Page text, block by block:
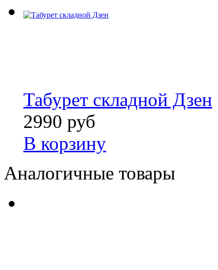
Табурет складной Дзен
2990 руб
В корзину
Аналогичные товары